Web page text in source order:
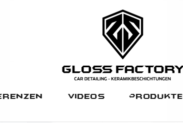
Videos Produkte